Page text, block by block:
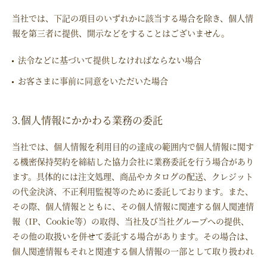
当社では、下記の項目のいずれかに該当する場合を除き、個人情
報を第三者に提供、開示などをすることはございません。
法令などに基づいて提供しなければならない場合
お客さまに事前に同意をいただいた場合
3.個人情報にかかわる業務の委託
当社では、個人情報を利用目的の達成の範囲内で個人情報に関す
る機密保持契約を締結した協力会社に業務委託を行う場合があり
ます。具体的には注文処理、商品やカタログの配送、クレジット
の代金決済、不正利用監視等のために委託しております。また、
その際、個人情報とともに、その個人情報に関連する個人関連情
報（IP、Cookie等）の取得、当社及び当社グループへの提供、
その他の取扱いを併せて委託する場合があります。その場合は、
個人関連情報もそれと関連する個人情報の一部として取り扱われ